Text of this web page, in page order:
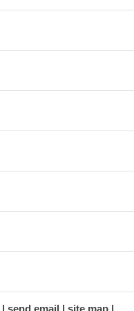
send email site map